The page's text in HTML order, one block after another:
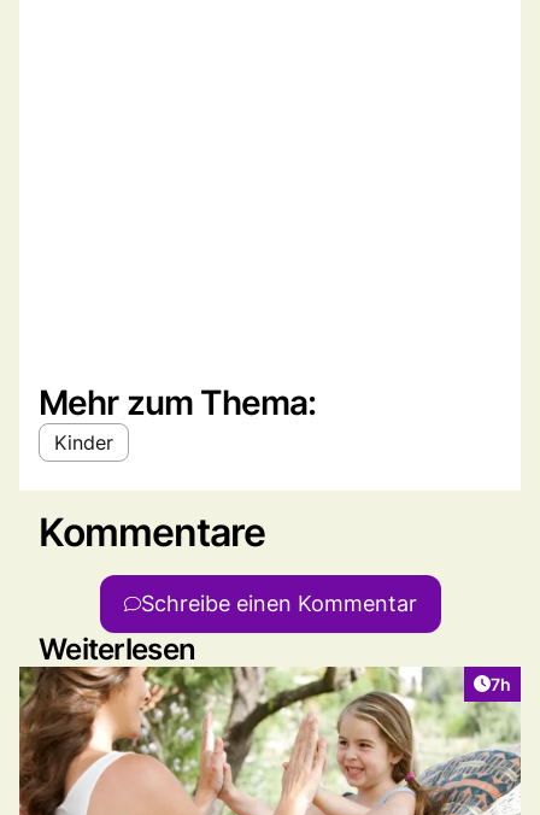
Mehr zum Thema:
Kinder
Kommentare
Schreibe einen Kommentar
Weiterlesen
7h